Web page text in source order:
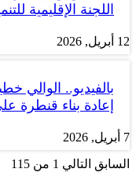
اللجنة الإقليمية
12 أبريل, 2026
بالفيديو.. الوالي
إعادة بناء قنطرة
7 أبريل, 2026
السابق التالي 1 من 115